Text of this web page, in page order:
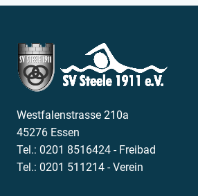
Westfalenstrasse 210a
45276 Essen
Tel.: 0201 8516424 - Freibad
Tel.: 0201 511214 - Verein